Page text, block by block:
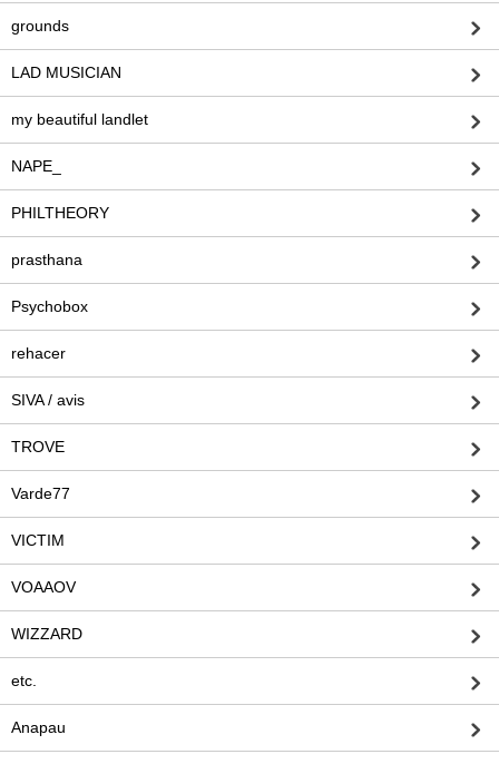
grounds
LAD MUSICIAN
my beautiful landlet
NAPE_
PHILTHEORY
prasthana
Psychobox
rehacer
SIVA / avis
TROVE
Varde77
VICTIM
VOAAOV
WIZZARD
etc.
Anapau